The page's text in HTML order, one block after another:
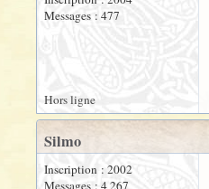
Messages : 477
Hors ligne
Silmo
Inscription : 2002
Messages : 4 267